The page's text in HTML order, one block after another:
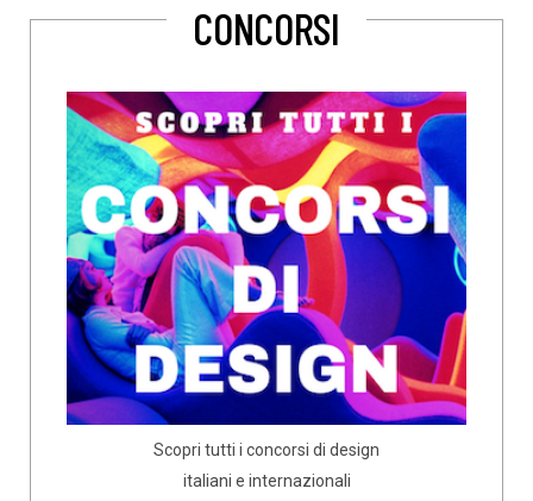
CONCORSI
Scopri tutti i concorsi di design
italiani e internazionali